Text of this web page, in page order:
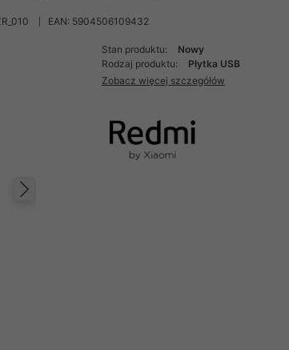
EAN: 5904506109432
Stan produktu:
Nowy
Rodzaj produktu:
Płytka USB
Zobacz więcej szczegółów